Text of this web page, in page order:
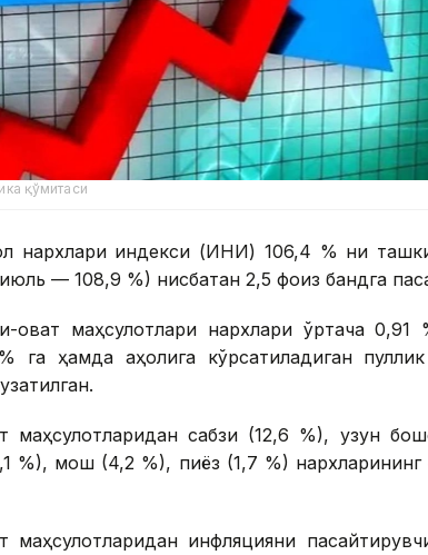
қўмитаси
нархлари индекси (ИНИ) 106,4 % ни
— 108,9 %) нисбатан 2,5 фоиз бандга
овқат маҳсулотлари нархлари ўртача 0,91
га ҳамда аҳолига кўрсатиладиган
маҳсулотларидан сабзи (12,6 %), узун
%), мош (4,2 %), пиёз (1,7 %)
маҳсулотларидан инфляцияни